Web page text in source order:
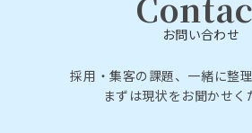
お問い合わせ
採用・集客の課題、一緒に整
まずは現状をお聞かせく